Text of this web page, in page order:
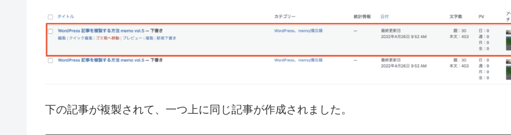
下の記事が複製されて、一つ上に同じ記事が作成されました。